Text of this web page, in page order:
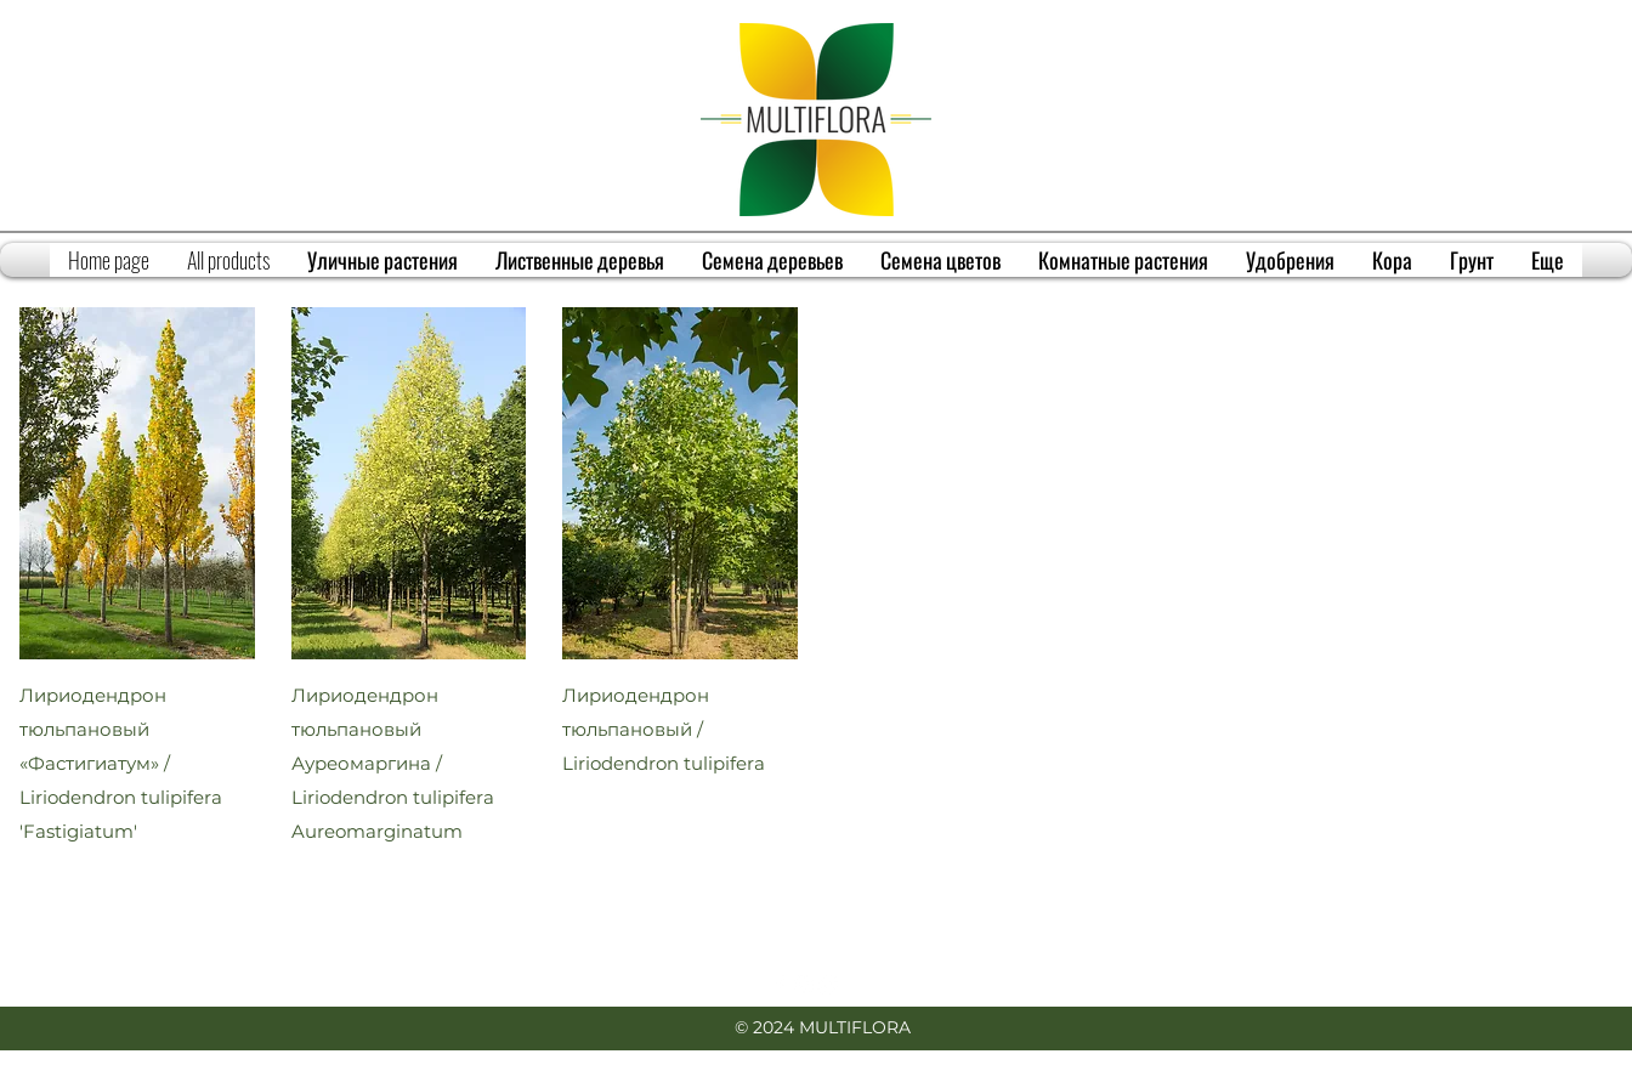
Home page All products Уличные растения Лиственные деревья Семена деревьев Семена цветов Комнатные растения Удобрения Кора Грунт Еще
Лириодендрон
тюльпановый
«Фастигиатум» /
Liriodendron tulipifera
'Fastigiatum'
Лириодендрон
тюльпановый
Ауреомаргина /
Liriodendron tulipifera
Aureomarginatum
Лириодендрон
тюльпановый /
Liriodendron tulipifera
© 2024 MULTIFLORA